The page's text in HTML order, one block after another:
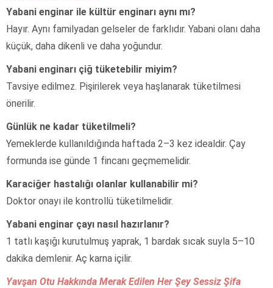
Yabani enginar ile kültür enginarı aynı mı?
Hayır. Aynı familyadan gelseler de farklıdır. Yabani olanı daha
küçük, daha dikenli ve daha yoğundur.
Yabani enginarı çiğ tüketebilir miyim?
Tavsiye edilmez. Pişirilerek veya haşlanarak tüketilmesi
önerilir.
Günlük ne kadar tüketilmeli?
Yemeklerde kullanıldığında haftada 2–3 kez idealdir. Çay
formunda ise günde 1 fincanı geçmemelidir.
Karaciğer hastalığı olanlar kullanabilir mi?
Doktor onayı ile kontrollü tüketilmelidir.
Yabani enginar çayı nasıl hazırlanır?
1 tatlı kaşığı kurutulmuş yaprak, 1 bardak sıcak suyla 5–10
dakika demlenir. Aç karna içilir.
Yavşan Otu Hakkında Merak Edilen Her Şey Sessiz Şifa